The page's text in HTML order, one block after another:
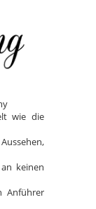
wie die
keinen
Anführer